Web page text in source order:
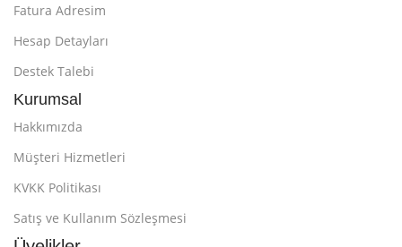
Fatura Adresim
Hesap Detayları
Destek Talebi
Kurumsal
Hakkımızda
Müşteri Hizmetleri
KVKK Politikası
Satış ve Kullanım Sözleşmesi